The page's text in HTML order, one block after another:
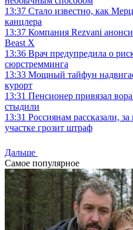
13:37 Стало известно, как
канцлера
13:37 Компания Rezvani
Beast X
13:36 Врач предупредила о
сюрстремминга
13:33 Мощный тайфун
курорт
13:31 Пенсионер привязал
стыдили
13:31 Россиянам рассказали,
участке грозит штраф
Дальше
Самое популярное